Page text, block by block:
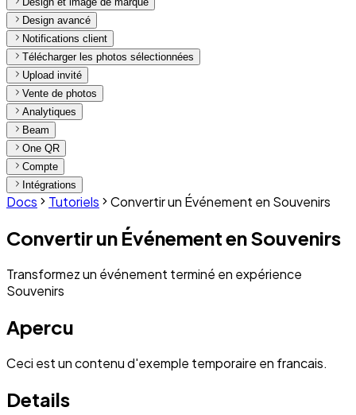
Design avancé
Notifications client
Télécharger les photos sélectionnées
Upload invité
Vente de photos
Analytiques
Beam
One QR
Compte
Intégrations
Docs Tutoriels Convertir un Événement en Souvenirs
Convertir un Événement en Souvenirs
Transformez un événement terminé en expérience
Souvenirs
Apercu
Ceci est un contenu d'exemple temporaire en francais.
Details